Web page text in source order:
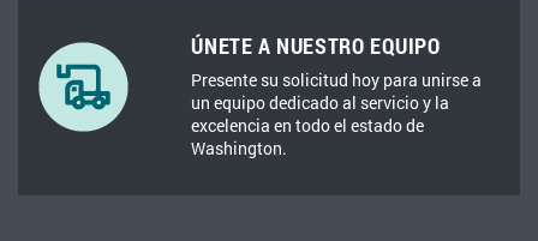
ÚNETE A NUESTRO EQUIPO
Presente su solicitud hoy para unirse a
un equipo dedicado al servicio y la
excelencia en todo el estado de
Washington.